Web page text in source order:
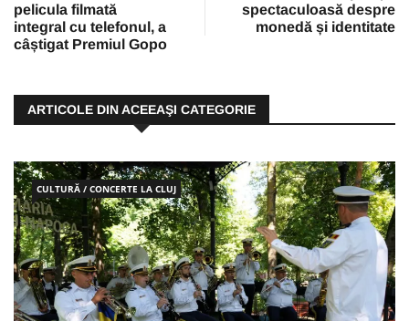
pelicula filmată
integral cu telefonul, a
câștigat Premiul Gopo
spectaculoasă despre
monedă și identitate
ARTICOLE DIN ACEEAŞI CATEGORIE
CULTURĂ / CONCERTE LA CLUJ